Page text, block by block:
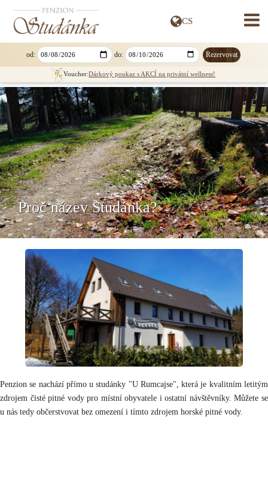
CS
» ENGLISH
» SLOVENSKY
» POLSKI
od: do:
Voucher:Dárkový poukaz s AKCÍ na privátní wellness!
Proč název Studánka?
Penzion se nachází přímo u studánky "U Rumcajse", která je kvalitním letitým
zdrojem čisté pitné vody pro místní obyvatele i ostatní návštěvníky. Můžete se
u nás tedy občerstvovat bez omezení i tímto zdrojem horské pitné vody.